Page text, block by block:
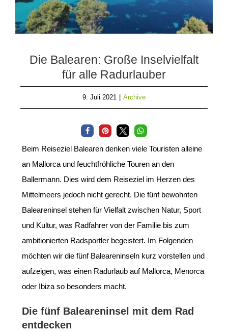
Die Balearen: Große Inselvielfalt
für alle Radurlauber
9. Juli 2021 Archive
Beim Reiseziel Balearen denken viele Touristen alleine
an Mallorca und feuchtfröhliche Touren an den
Ballermann. Dies wird dem Reiseziel im Herzen des
Mittelmeers jedoch nicht gerecht. Die fünf bewohnten
Baleareninsel stehen für Vielfalt zwischen Natur, Sport
und Kultur, was Radfahrer von der Familie bis zum
ambitionierten Radsportler begeistert. Im Folgenden
möchten wir die fünf Baleareninseln kurz vorstellen und
aufzeigen, was einen Radurlaub auf Mallorca, Menorca
oder Ibiza so besonders macht.
Die fünf Baleareninsel mit dem Rad
entdecken